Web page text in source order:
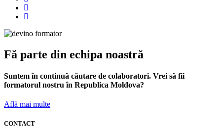
Fă parte din echipa noastră
Suntem în continuă căutare de colaboratori. Vrei să fii
formatorul nostru în Republica Moldova?
Află mai multe
CONTACT